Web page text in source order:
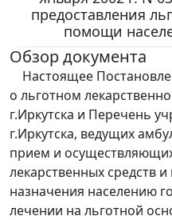
предоставления
помощи
Обзор документа
Настоящее
о льготном
г.Иркутска и Перечень
г.Иркутска, ведущих
прием и
лекарственных средств
назначения населению
лечении на льготной